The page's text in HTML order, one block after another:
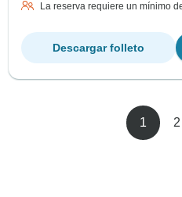
La reserva requiere un mínimo
Descargar folleto
1 2